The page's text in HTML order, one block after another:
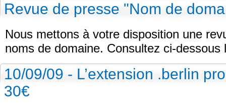
Revue de presse "Nom de
Nous mettons à votre disposition une
noms de domaine. Consultez ci-
10/09/09 - L’extension .berlin
30€